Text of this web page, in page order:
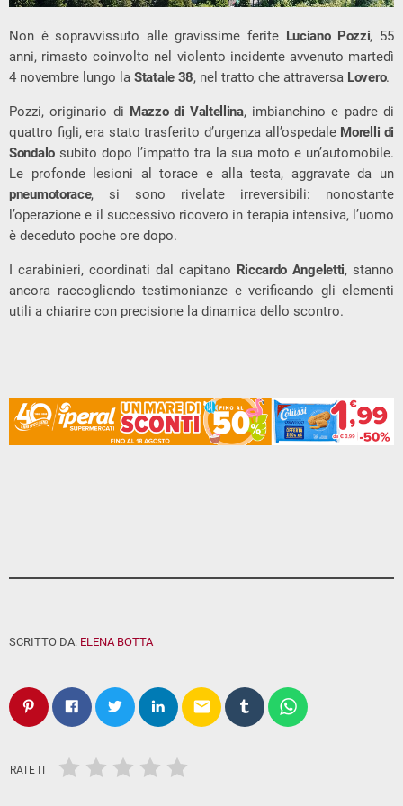
Non è sopravvissuto alle gravissime ferite Luciano Pozzi, 55
anni, rimasto coinvolto nel violento incidente avvenuto martedì
4 novembre lungo la Statale 38, nel tratto che attraversa Lovero.
Pozzi, originario di Mazzo di Valtellina, imbianchino e padre di
quattro figli, era stato trasferito d’urgenza all’ospedale Morelli di
Sondalosubito dopo l’impatto tra la sua moto e un’automobile.
Le profonde lesioni al torace e alla testa, aggravate da un
pneumotorace, si sono rivelate irreversibili: nonostante
l’operazione e il successivo ricovero in terapia intensiva, l’uomo
è deceduto poche ore dopo.
I carabinieri, coordinati dal capitano Riccardo Angeletti, stanno
ancora raccogliendo testimonianze e verificando gli elementi
utili a chiarire con precisione la dinamica dello scontro.
SCRITTO DA: ELENA BOTTA
email
RATE IT